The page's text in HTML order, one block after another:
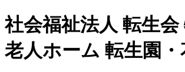
社会福祉法人 転生会
老人ホーム 転生園・